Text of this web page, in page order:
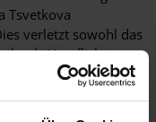
Tsvetkova
verletzt sowohl das
Verpflichtungen